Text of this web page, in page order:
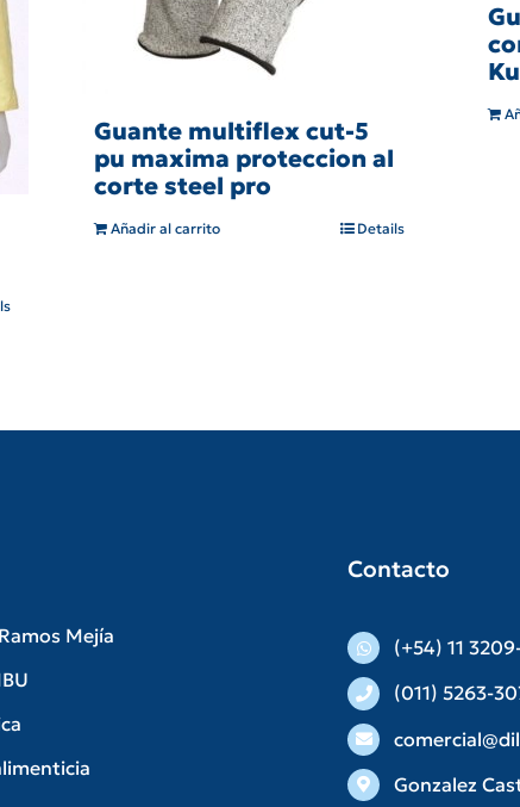
Guante multiflex cut-5
pu maxima proteccion al
corte steel pro
Añadir al carrito Details
Mejía
Contacto
(+54) 11
(011) 5263-
Gonzalez